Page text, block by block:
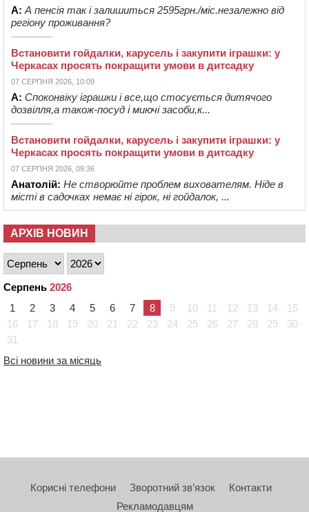
А: А пенсія так і залишиться 2595грн./міс.незалежно від
регіону проживання?
Встановити гойдалки, карусель і закупити іграшки: у
Черкасах просять покращити умови в дитсадку
07 СЕРПНЯ 2026, 10:09
А: Споконвіку іграшки і все,що стосується дитячого
дозвілля,а також-посуд і миючі засоби,к...
Встановити гойдалки, карусель і закупити іграшки: у
Черкасах просять покращити умови в дитсадку
07 СЕРПНЯ 2026, 09:36
Анатолій: Не створюйте проблем вихователям. Ніде в
місті в садочках немає ні гірок, ні гойдалок, ...
АРХІВ НОВИН
Серпень 2026
1
2 3 4 5 6 7 8 9 10 11 12 13 14
15
16
17 18 19 20 21 22 23 24 25 26 27 28 29
30
31
Всі новини за місяць
Корисні телефони Зворотний зв’язок
Контакти
Рекламодавцям